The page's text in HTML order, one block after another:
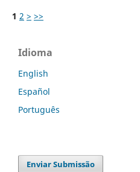
1 2 > >>
Idioma
English
Español
Português
Enviar Submissão